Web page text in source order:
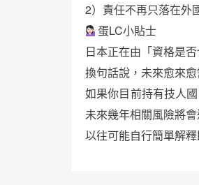
2）責任不再只落在外
蛋LC小貼士
日本正在由「資格是
換句話說，未來愈來
如果你目前持有技人
未來幾年相關風險將會
以往可能自行簡單解